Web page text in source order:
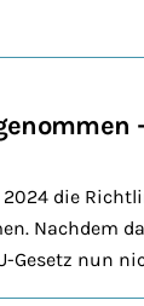
die
Nachdem
nun